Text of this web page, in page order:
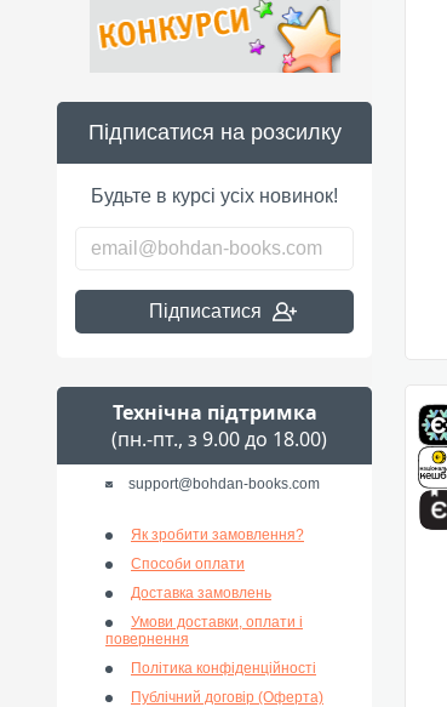
Підписатися на розсилку
Будьте в курсі усіх новинок!
Підписатися
Технічна підтримка
(пн.-пт., з 9.00 до 18.00)
support@bohdan-books.com
Як зробити замовлення?
Способи оплати
Доставка замовлень
Умови доставки, оплати і
повернення
Політика конфіденційності
Публічний договір (Оферта)